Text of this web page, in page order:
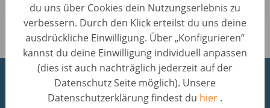
du uns über Cookies dein Nutzungserlebnis zu
verbessern. Durch den Klick erteilst du uns deine
ausdrückliche Einwilligung. Über „Konfigurieren”
kannst du deine Einwilligung individuell anpassen
(dies ist auch nachträglich jederzeit auf der
Datenschutz Seite möglich). Unsere
Datenschutzerklärung findest du hier .
Arbeiten in unseren